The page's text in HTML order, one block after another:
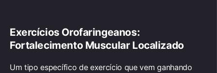
Exercícios Orofaringeanos:
Fortalecimento Muscular Localizado
Um tipo específico de exercício que vem ganhando